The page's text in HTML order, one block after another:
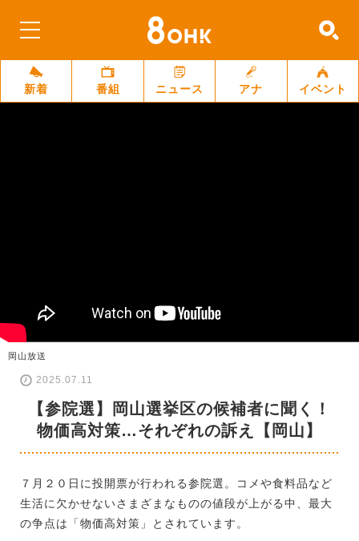
新着 番組 ニュース アナ イベント
岡山放送
2025.07.11
【参院選】岡山選挙区の候補者に聞く！
物価高対策…それぞれの訴え【岡山】
７月２０日に投開票が行われる参院選。コメや食料品など
生活に欠かせないさまざまなものの値段が上がる中、最大
の争点は「物価高対策」とされています。